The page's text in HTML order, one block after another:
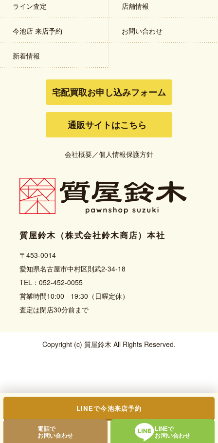
ライン査定 店舗情報
今池店 来店予約 お問い合わせ
新着情報
宅配買取お申し込みフォーム
通販サイトはこちら
会社概要／個人情報保護方針
質屋鈴木（株式会社鈴木商店）本社
〒453-0014
愛知県名古屋市中村区則武2-34-18
TEL：052-452-0055
営業時間10:00 - 19:30（日曜定休）
査定は閉店30分前まで
Copyright (c) 質屋鈴木 All Rights Reserved.
電話で
お問い合わせ
LINEで
お問い合わせ
LINEで今池来店予約